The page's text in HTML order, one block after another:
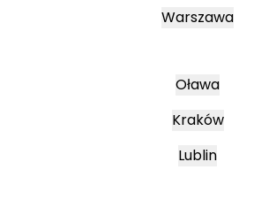
Warszawa
Oława
Kraków
Lublin